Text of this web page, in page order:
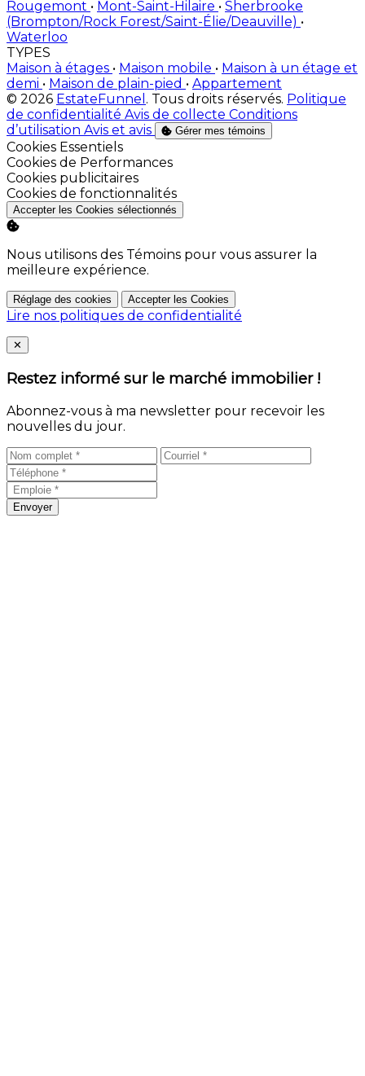
Rougemont • Mont-Saint-Hilaire • Sherbrooke
(Brompton/Rock Forest/Saint-Élie/Deauville) •
Waterloo
TYPES
Maison à étages • Maison mobile • Maison à un étage et
demi • Maison de plain-pied • Appartement
© 2026 EstateFunnel . Tous droits réservés. Politique
de confidentialité Avis de collecte Conditions
d’utilisation Avis et avis Gérer mes témoins
Activer
Cookies Essentiels
Activer
Cookies de Performances
Activer
Cookies publicitaires
Activer
Cookies de fonctionnalités
Accepter les Cookies sélectionnés
Nous utilisons des Témoins pour vous assurer la
meilleure expérience.
Réglage des cookies Accepter les Cookies
Lire nos politiques de confidentialité
Close
✕
Restez informé sur le marché immobilier !
Abonnez-vous à ma newsletter pour recevoir les
nouvelles du jour.
Envoyer